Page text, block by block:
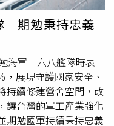
將飛彈裝載至攻擊直
車維修廠。政府同時
全民韌性演習」規模
。指定地區居民必須
下飛機與火車，違規
人員與志工演練疏散
則在停車場搭起帳篷進
先生便認為中國威脅確
訊業的楊先生更直言，
發特殊通訊系統的筆
內建的隱藏相機功能
儲存影像檔至記憶卡
「極光測繪儀」則要
國道、省道等20餘條
築物空間、距離，同
繪製成3D圖及壓縮影
岸。監委指出，根據法
繪儀」測量我國土基礎
期勉秉持忠義
海軍一六八艦隊時表
，展現守護國家安全、
持續修建營舍空間，改
讓台灣的軍工產業強化
期勉國軍持續秉持忠義